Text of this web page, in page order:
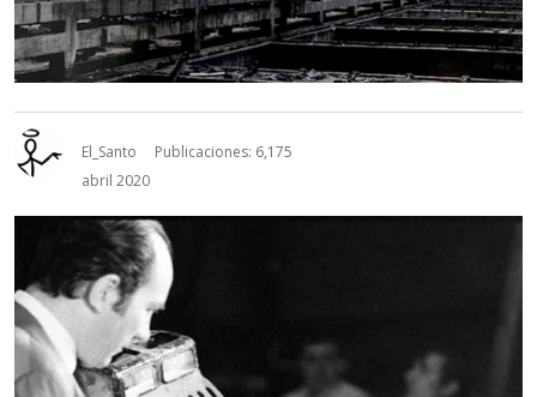
El_Santo
Publicaciones: 6,175
abril 2020